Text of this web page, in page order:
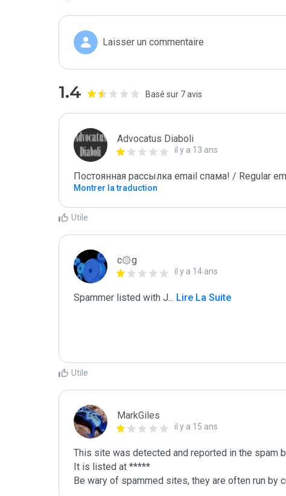
Laisser un commentaire
1.4 Basé sur 7 avis
Advocatus Diaboli
il y a 13 ans
Постоянная рассылка email спама! / Regular
Montrer la traduction
Utile
c۞g
il y a 14 ans
Spammer listed with J... Lire La Suite
Utile
MarkGiles
il y a 15 ans
This site was detected and reported in the spam
It is listed at *****
Be wary of spammed sites, they are often run by